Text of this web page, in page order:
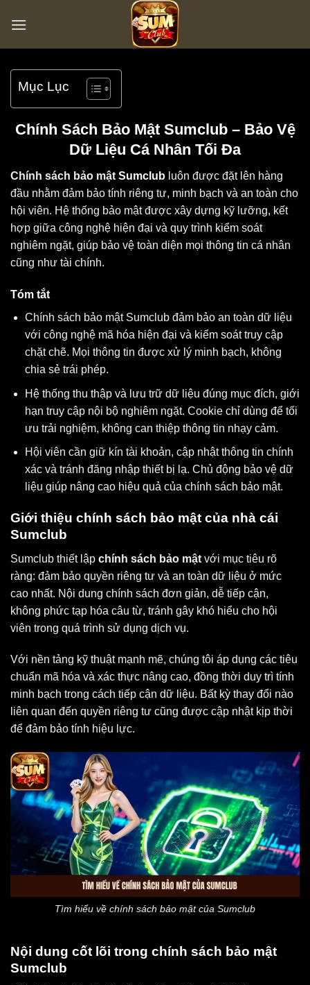
qua
Mục Lục
Chính Sách Bảo Mật Sumclub – Bảo Vệ
Dữ Liệu Cá Nhân Tối Đa
Chính sách bảo mật Sumclub luôn được đặt lên hàng
đầu nhằm đảm bảo tính riêng tư, minh bạch và an toàn cho
hội viên. Hệ thống bảo mật được xây dựng kỹ lưỡng, kết
hợp giữa công nghệ hiện đại và quy trình kiểm soát
nghiêm ngặt, giúp bảo vệ toàn diện mọi thông tin cá nhân
cũng như tài chính.
Tóm tắt
Chính sách bảo mật Sumclub đảm bảo an toàn dữ liệu
với công nghệ mã hóa hiện đại và kiểm soát truy cập
chặt chẽ. Mọi thông tin được xử lý minh bạch, không
chia sẻ trái phép.
Hệ thống thu thập và lưu trữ dữ liệu đúng mục đích, giới
hạn truy cập nội bộ nghiêm ngặt. Cookie chỉ dùng để tối
ưu trải nghiệm, không can thiệp thông tin nhạy cảm.
Hội viên cần giữ kín tài khoản, cập nhật thông tin chính
xác và tránh đăng nhập thiết bị lạ. Chủ động bảo vệ dữ
liệu giúp nâng cao hiệu quả của chính sách bảo mật.
Giới thiệu chính sách bảo mật của nhà cái
Sumclub
Sumclub thiết lập chính sách bảo mật với mục tiêu rõ
ràng: đảm bảo quyền riêng tư và an toàn dữ liệu ở mức
cao nhất. Nội dung chính sách đơn giản, dễ tiếp cận,
không phức tạp hóa câu từ, tránh gây khó hiểu cho hội
viên trong quá trình sử dụng dịch vụ.
Với nền tảng kỹ thuật mạnh mẽ, chúng tôi áp dụng các tiêu
chuẩn mã hóa và xác thực nâng cao, đồng thời duy trì tính
minh bạch trong cách tiếp cận dữ liệu. Bất kỳ thay đổi nào
liên quan đến quyền riêng tư cũng được cập nhật kịp thời
để đảm bảo tính hiệu lực.
Tìm hiểu về chính sách bảo mật của Sumclub
Nội dung cốt lõi trong chính sách bảo mật
Sumclub